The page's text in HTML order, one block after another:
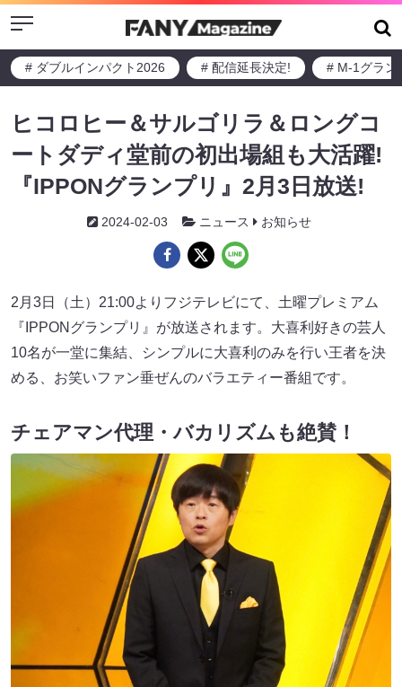
Menu
# ダブルインパクト2026 # 配信延長決定! # M-1グラン
ヒコロヒー＆サルゴリラ＆ロングコ
ートダディ堂前の初出場組も大活躍!
『IPPONグランプリ』2月3日放送!
2024-02-03 ニュース お知らせ
2月3日（土）21:00よりフジテレビにて、土曜プレミアム
『IPPONグランプリ』が放送されます。大喜利好きの芸人
10名が一堂に集結、シンプルに大喜利のみを行い王者を決
める、お笑いファン垂ぜんのバラエティー番組です。
チェアマン代理・バカリズムも絶賛！